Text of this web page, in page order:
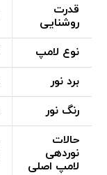
قدرت
روشنایی
نوع لامپ
برد نور
رنگ نور
حالات
نوردهی
لامپ اصلی